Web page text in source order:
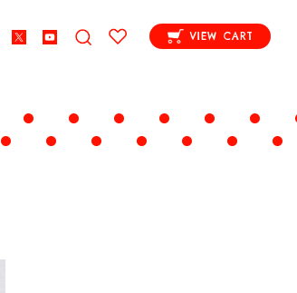
VIEW CART